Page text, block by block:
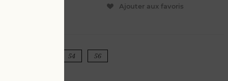
Ajouter aux favoris
54 56